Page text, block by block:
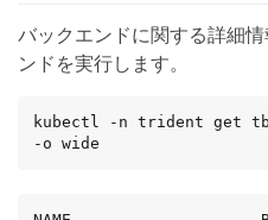
バックエンドに関する詳細
ンドを実行します。
kubectl -n trident get
-o wide